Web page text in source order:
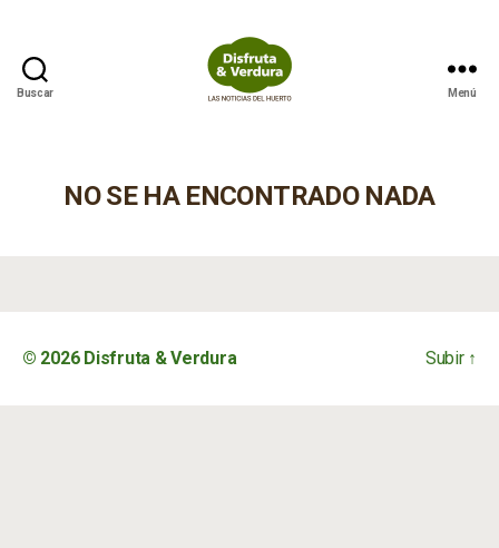
Buscar Menú
NO SE HA ENCONTRADO NADA
© 2026 Disfruta & Verdura Subir ↑